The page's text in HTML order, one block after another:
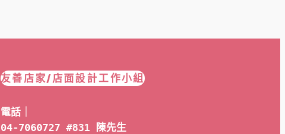
友善店家/店面設計工作小組
電話｜
04-7060727 #831 陳先生